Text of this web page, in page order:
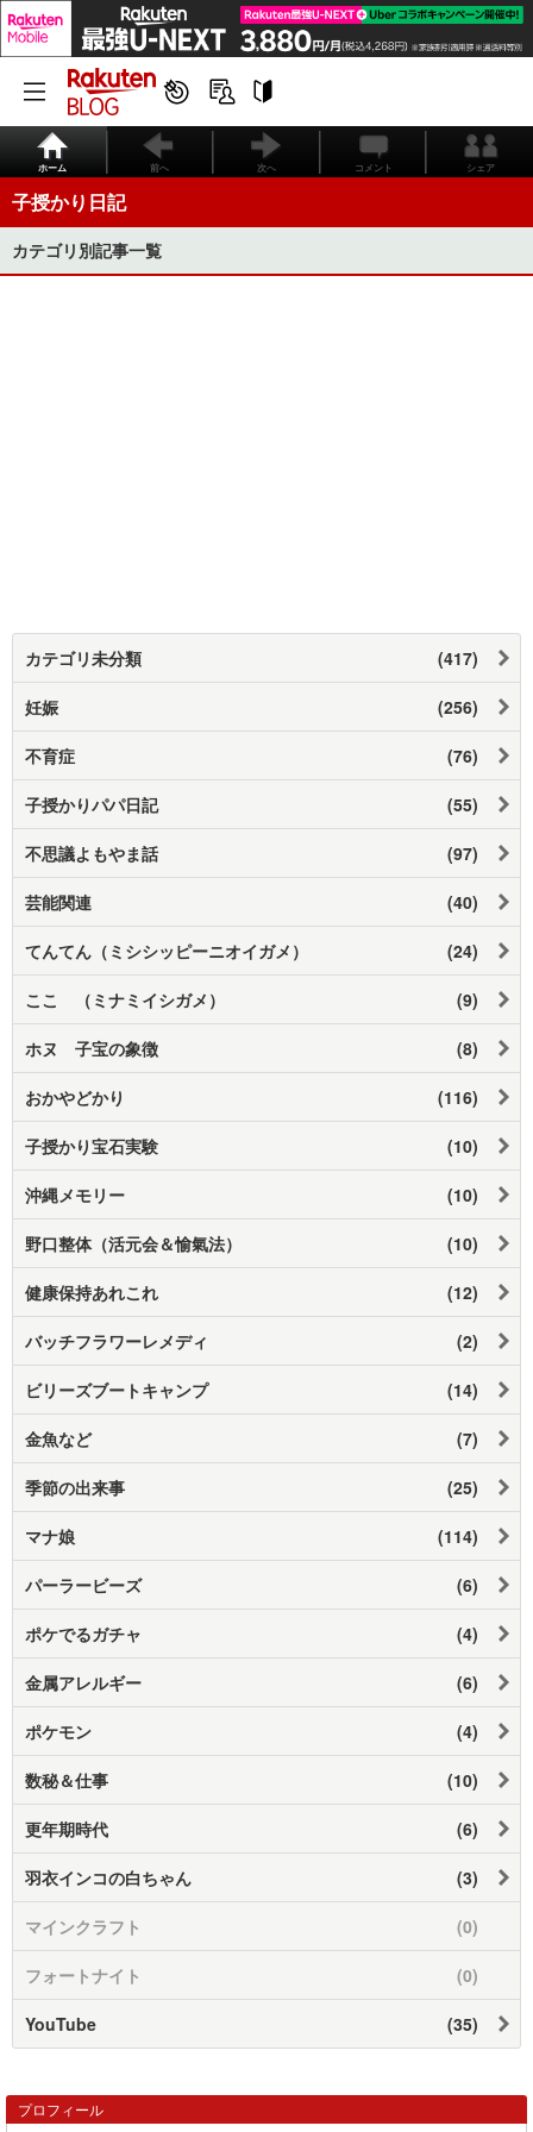
ホーム 前へ 次へ コメント シェア
子授かり日記
カテゴリ別記事一覧
カテゴリ未分類 (417)
妊娠 (256)
不育症 (76)
子授かりパパ日記 (55)
不思議よもやま話 (97)
芸能関連 (40)
てんてん（ミシシッピーニオイガメ） (24)
ここ （ミナミイシガメ） (9)
ホヌ 子宝の象徴 (8)
おかやどかり (116)
子授かり宝石実験 (10)
沖縄メモリー (10)
野口整体（活元会＆愉氣法） (10)
健康保持あれこれ (12)
バッチフラワーレメディ (2)
ビリーズブートキャンプ (14)
金魚など (7)
季節の出来事 (25)
マナ娘 (114)
パーラービーズ (6)
ポケでるガチャ (4)
金属アレルギー (6)
ポケモン (4)
数秘＆仕事 (10)
更年期時代 (6)
羽衣インコの白ちゃん (3)
マインクラフト (0)
フォートナイト (0)
YouTube (35)
プロフィール